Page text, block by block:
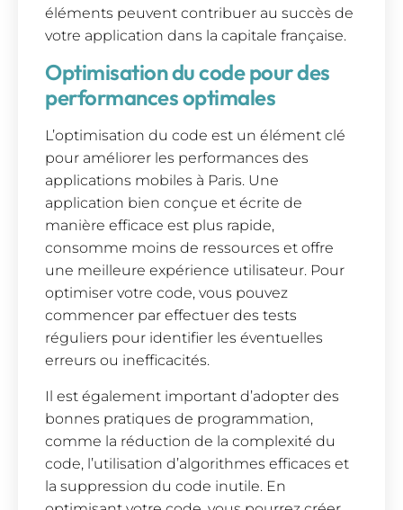
éléments peuvent contribuer au succès de
votre application dans la capitale française.
Optimisation du code pour des
performances optimales
L’optimisation du code est un élément clé
pour améliorer les performances des
applications mobiles à Paris. Une
application bien conçue et écrite de
manière efficace est plus rapide,
consomme moins de ressources et offre
une meilleure expérience utilisateur. Pour
optimiser votre code, vous pouvez
commencer par effectuer des tests
réguliers pour identifier les éventuelles
erreurs ou inefficacités.
Il est également important d’adopter des
bonnes pratiques de programmation,
comme la réduction de la complexité du
code, l’utilisation d’algorithmes efficaces et
la suppression du code inutile. En